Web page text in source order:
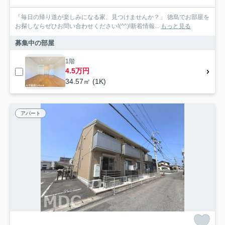
「毎日の帰り道が楽しみになる家、見つけませんか？」 徳島でお部屋を
お探しならぜひお問い合わせください!(^^)!新着情報... もっと見る
募集中の部屋
1階
4.5万円
34.57㎡ (1K)
アパート